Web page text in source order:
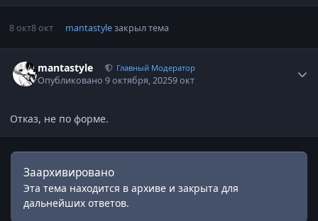
8 окт8 окт mantastyleзакрыл тема
mantastyle Главный Модератор
Опубликовано9 октября, 20259 окт
Отказ, не по форме.
Заархивировано
Эта тема находится в архиве и закрыта для
дальнейших ответов.